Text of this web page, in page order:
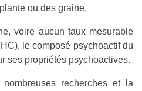
ou des graine.
voire aucun taux mesurable
le composé psychoactif du
ses propriétés psychoactives.
recherches et la